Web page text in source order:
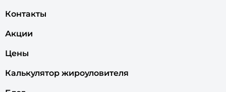
Контакты
Акции
Цены
Калькулятор жироуловителя